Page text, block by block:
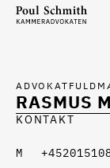
RASMUS
KONTAKT